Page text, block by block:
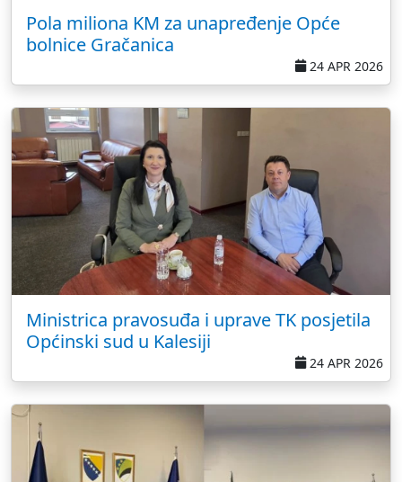
Pola miliona KM za unapređenje Opće
bolnice Gračanica
24 APR 2026
Ministrica pravosuđa i uprave TK posjetila
Općinski sud u Kalesiji
24 APR 2026